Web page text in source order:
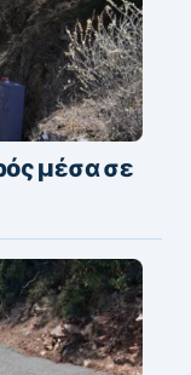
μέσα σε